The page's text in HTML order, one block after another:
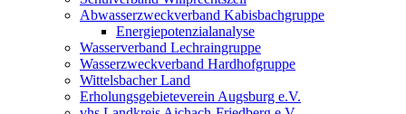
Abwasserzweckverband Kabisbachgruppe
Energiepotenzialanalyse
Wasserverband Lechraingruppe
Wasserzweckverband Hardhofgruppe
Wittelsbacher Land
Erholungsgebieteverein Augsburg e.V.